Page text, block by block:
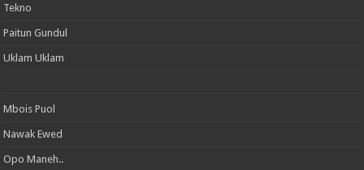
Tekno
Paitun Gundul
Uklam Uklam
Mbois Puol
Nawak Ewed
Opo Maneh..